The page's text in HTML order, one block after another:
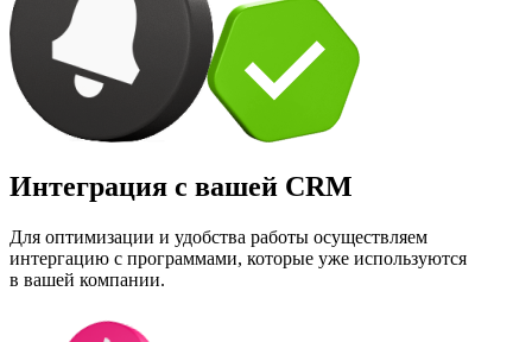
Интеграция с вашей CRM
Для оптимизации и удобства работы осуществляем
интергацию с программами, которые уже используются
в вашей компании.